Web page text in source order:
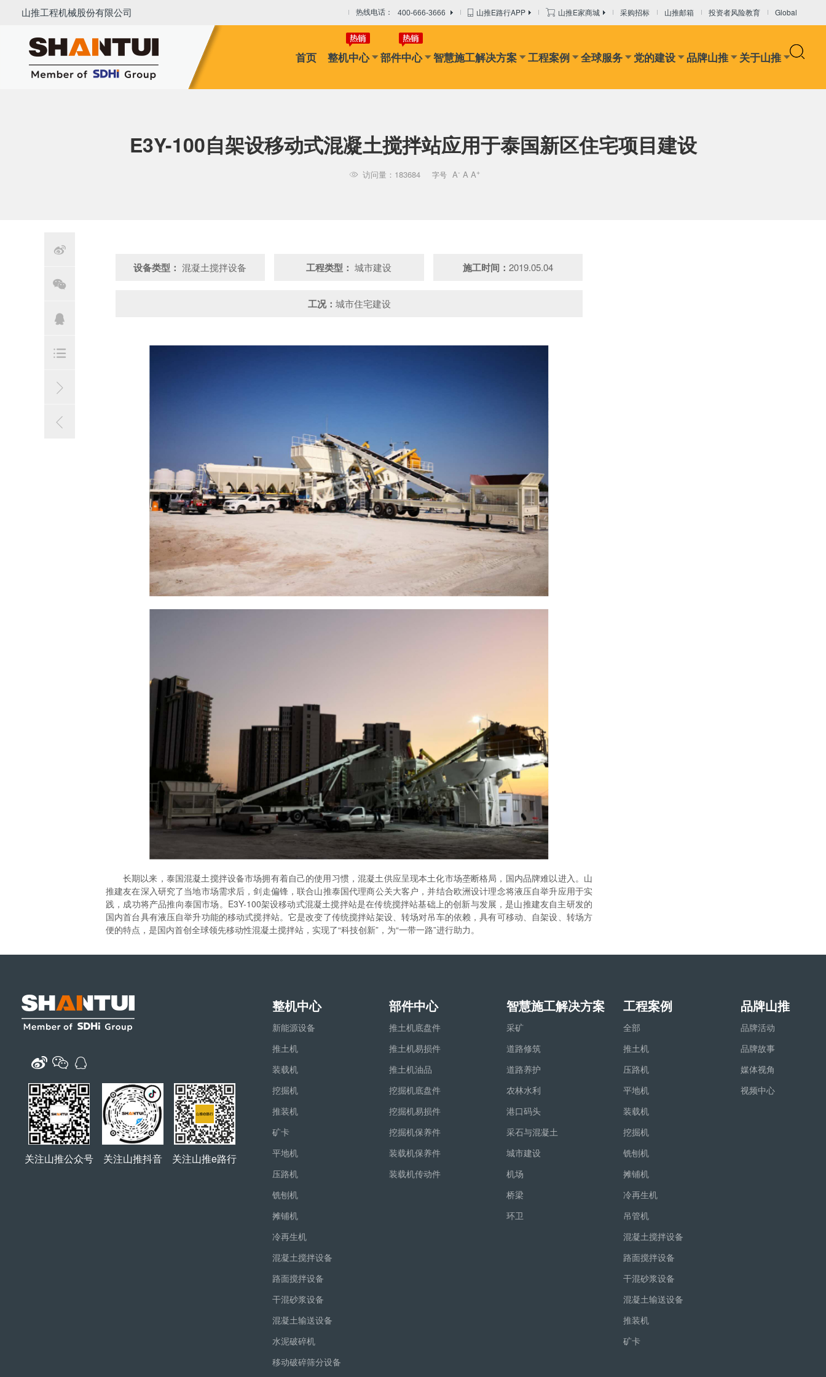
山推工程机械股份有限公司 热线电话： 400-666-3666 山推E路行APP 山推E家商城 采购招标 山推邮箱 投资者风险教育 Global
首页 整机中心 部件中心 智慧施工解决方案 工程案例 全球服务 党的建设 品牌山推 关于山推
E3Y-100自架设移动式混凝土搅拌站应用于泰国新区住宅项目建设
 访问量：183684 字号 A- A A+






设备类型： 混凝土搅拌设备 工程类型： 城市建设 施工时间： 2019.05.04
工况： 城市住宅建设
长期以来，泰国混凝土搅拌设备市场拥有着自己的使用习惯，混凝土供应呈现本土化市场垄断格局，国内品牌难以进入。山
推建友在深入研究了当地市场需求后，剑走偏锋，联合山推泰国代理商公关大客户，并结合欧洲设计理念将液压自举升应用于实
践，成功将产品推向泰国市场。E3Y-100架设移动式混凝土搅拌站是在传统搅拌站基础上的创新与发展，是山推建友自主研发的
国内首台具有液压自举升功能的移动式搅拌站。它是改变了传统搅拌站架设、转场对吊车的依赖，具有可移动、自架设、转场方
便的特点，是国内首创全球领先移动性混凝土搅拌站，实现了“科技创新”，为“一带一路”进行助力。
关注山推公众号 关注山推抖音 关注山推e路行
整机中心
新能源设备
推土机
装载机
挖掘机
推装机
矿卡
平地机
压路机
铣刨机
摊铺机
冷再生机
混凝土搅拌设备
路面搅拌设备
干混砂浆设备
混凝土输送设备
水泥破碎机
移动破碎筛分设备
部件中心
推土机底盘件
推土机易损件
推土机油品
挖掘机底盘件
挖掘机易损件
挖掘机保养件
装载机保养件
装载机传动件
智慧施工解决方案
采矿
道路修筑
道路养护
农林水利
港口码头
采石与混凝土
城市建设
机场
桥梁
环卫
工程案例
全部
推土机
压路机
平地机
装载机
挖掘机
铣刨机
摊铺机
冷再生机
吊管机
混凝土搅拌设备
路面搅拌设备
干混砂浆设备
混凝土输送设备
推装机
矿卡
品牌山推
品牌活动
品牌故事
媒体视角
视频中心